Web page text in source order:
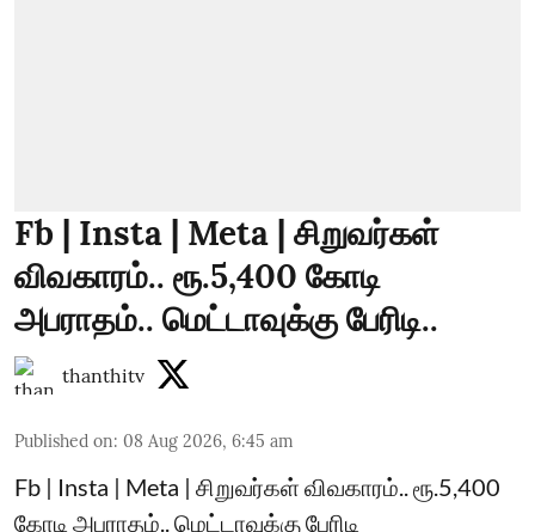
Fb | Insta | Meta | சிறுவர்கள்
விவகாரம்.. ரூ.5,400 கோடி
அபராதம்.. மெட்டாவுக்கு பேரிடி..
thanthitv
Published on: 08 Aug 2026, 6:45 am
Fb | Insta | Meta | சிறுவர்கள் விவகாரம்.. ரூ.5,400
கோடி அபராதம்.. மெட்டாவுக்கு பேரிடி